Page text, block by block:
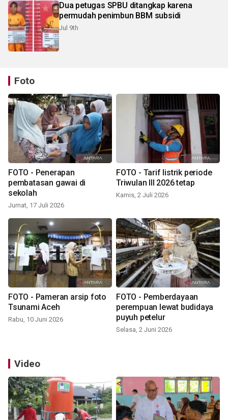
Dua petugas SPBU ditangkap karena
permudah penimbun BBM subsidi
Jul 9th
Foto
FOTO - Penerapan
pembatasan gawai di
sekolah
Jumat, 17 Juli 2026
FOTO - Tarif listrik periode
Triwulan III 2026 tetap
Kamis, 2 Juli 2026
FOTO - Pameran arsip foto
Tsunami Aceh
Rabu, 10 Juni 2026
FOTO - Pemberdayaan
perempuan lewat budidaya
puyuh petelur
Selasa, 2 Juni 2026
Video